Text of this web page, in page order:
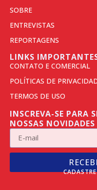
SOBRE
ENTREVISTAS
REPORTAGENS
LINKS
CONTATO E COMERCIAL
POLÍTICAS DE
TERMOS DE USO
INSCREVA-SE PARA
NOSSAS NOVIDADES